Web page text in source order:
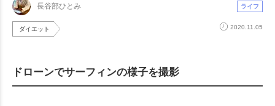
長谷部ひとみ ライフ
ダイエット 2020.11.05
ドローンでサーフィンの様子を撮影